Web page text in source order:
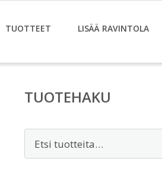
TUOTTEET LISÄÄ RAVINTOLA
TUOTEHAKU